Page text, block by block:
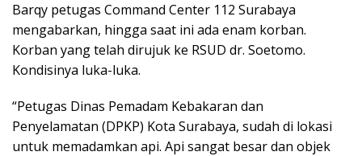
Barqy petugas Command Center 112 Surabaya
mengabarkan, hingga saat ini ada enam korban.
Korban yang telah dirujuk ke RSUD dr. Soetomo.
Kondisinya luka-luka.
“Petugas Dinas Pemadam Kebakaran dan
Penyelamatan (DPKP) Kota Surabaya, sudah di lokasi
untuk memadamkan api. Api sangat besar dan objek